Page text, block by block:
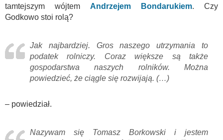
tamtejszym wójtem Andrzejem Bondarukiem. Czy
Godkowo stoi rolą?
Jak najbardziej. Gros naszego utrzymania to
podatek rolniczy. Coraz większe są także
gospodarstwa naszych rolników. Można
powiedzieć, że ciągle się rozwijają. (…)
– powiedział.
Nazywam się Tomasz Borkowski i jestem